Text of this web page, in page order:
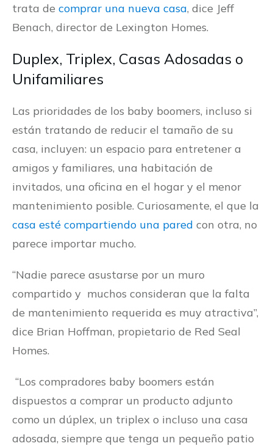
trata de comprar una nueva casa, dice Jeff
Benach, director de Lexington Homes.
Duplex, Triplex, Casas Adosadas o
Unifamiliares
Las prioridades de los baby boomers, incluso si
están tratando de reducir el tamaño de su
casa, incluyen: un espacio para entretener a
amigos y familiares, una habitación de
invitados, una oficina en el hogar y el menor
mantenimiento posible. Curiosamente, el que la
casa esté compartiendo una pared con otra, no
parece importar mucho.
“Nadie parece asustarse por un muro
compartido y muchos consideran que la falta
de mantenimiento requerida es muy atractiva”,
dice Brian Hoffman, propietario de Red Seal
Homes.
“Los compradores baby boomers están
dispuestos a comprar un producto adjunto
como un dúplex, un triplex o incluso una casa
adosada, siempre que tenga un pequeño patio